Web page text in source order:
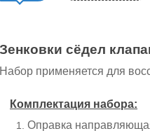
Зенковки сёдел
Набор применяется для
Комплектация набора:
Оправка